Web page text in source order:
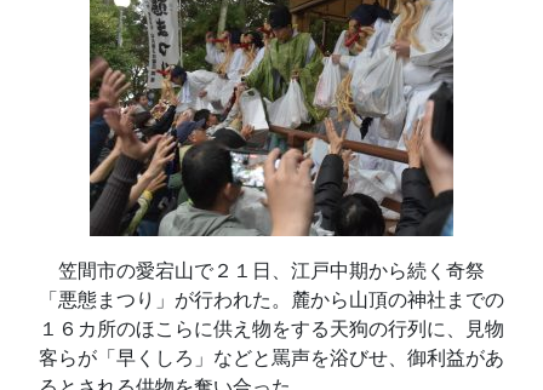
笠間市の愛宕山で２１日、江戸中期から続く奇祭
「悪態まつり」が行われた。麓から山頂の神社までの
１６カ所のほこらに供え物をする天狗の行列に、見物
客らが「早くしろ」などと罵声を浴びせ、御利益があ